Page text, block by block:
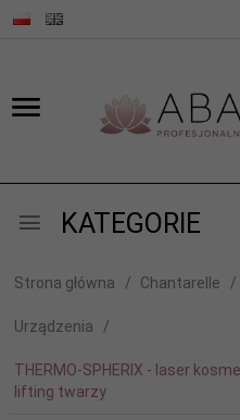
KATEGORIE
Strona główna Chantarelle
Urządzenia
THERMO-SPHERIX - laser
lifting twarzy